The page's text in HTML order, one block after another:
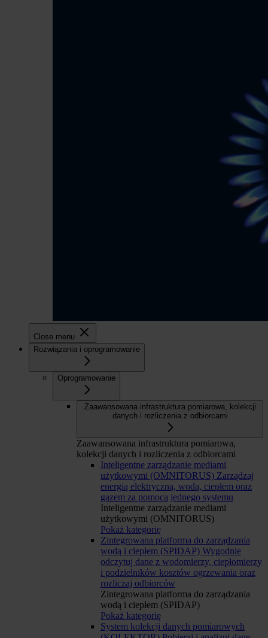
Close menu
Rozwiązania i oprogramowanie
Oprogramowanie
Zaawansowana infrastruktura pomiarowa, kolekcji
danych i rozliczenia z odbiorcami
Zaawansowana infrastruktura pomiarowa,
kolekcji danych i rozliczenia z odbiorcami
Inteligentne zarządzanie mediami
użytkowymi (OMNITORUS) Zarządzaj
energią elektryczną, wodą, ciepłem oraz
gazem za pomocą jednego systemu
Inteligentne zarządzanie mediami
użytkowymi (OMNITORUS)
Pokaż kategorię
Zintegrowana platforma do zarządzania
wodą i ciepłem (SPIDAP) Wygodnie
odczytuj dane z wodomierzy, ciepłomierzy
i podzielników kosztów ogrzewania oraz
rozliczaj odbiorców
Zintegrowana platforma do zarządzania
wodą i ciepłem (SPIDAP)
Pokaż kategorię
System kolekcji danych pomiarowych